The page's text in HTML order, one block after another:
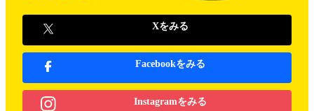
Xをみる
Facebookをみる
Instagramをみる